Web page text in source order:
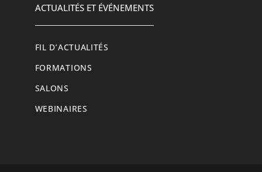
ACTUALITÉS ET ÉVÉNEMENTS
FIL D’ACTUALITÉS
FORMATIONS
SALONS
WEBINAIRES